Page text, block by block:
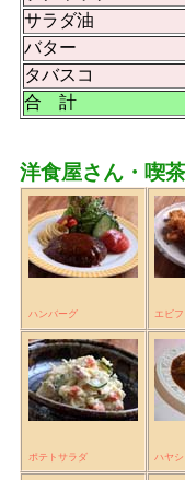
サラダ油
バター
タバスコ
合 計
洋食屋さん・喫
ハンバーグ エビフ
ポテトサラダ ハヤ